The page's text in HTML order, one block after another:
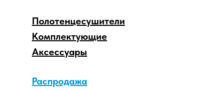
Аксессуары
Распродажа
Комплектующие
Полотенцесушители